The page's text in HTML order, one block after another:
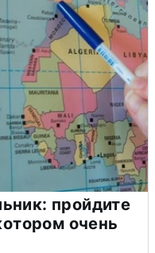
пройдите
очень